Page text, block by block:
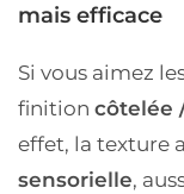
mais efficace
Si vous aimez
finition côtelée
effet, la texture
sensorielle,